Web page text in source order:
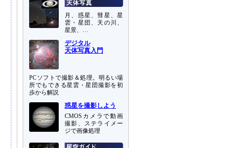
月、惑星、彗星、星
雲・星団、天の川、
星景、…
デジタル
天体写真入門
PCソフトで撮影＆処理。明るい場
所でもできる星雲・星団撮影を初
歩から解説
惑星を撮影しよう
CMOSカメラで動画
撮影、ステライメー
ジで画像処理